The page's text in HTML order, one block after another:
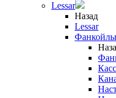
Lessar
Назад
Lessar
Фанкойлы